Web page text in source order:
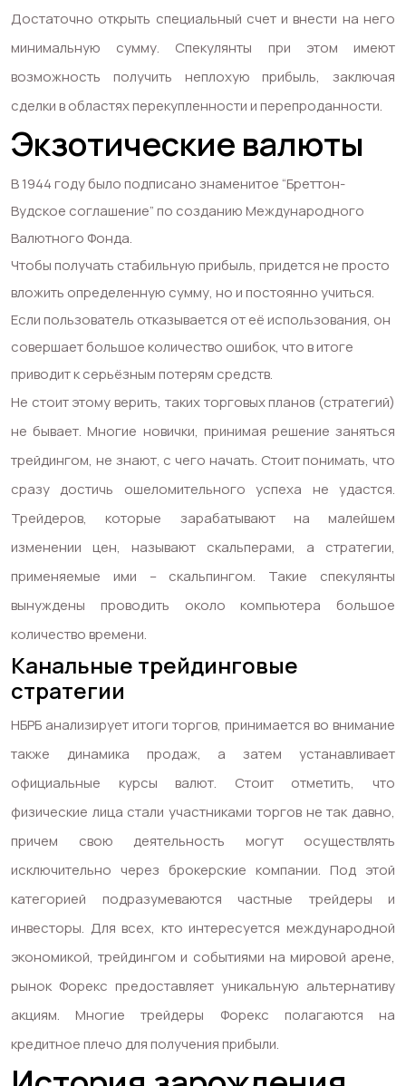
Достаточно открыть специальный счет и внести на него
минимальную сумму. Спекулянты при этом имеют
возможность получить неплохую прибыль, заключая
сделки в областях перекупленности и перепроданности.
Экзотические валюты
В 1944 году было подписано знаменитое “Бреттон-
Вудское соглашение” по созданию Международного
Валютного Фонда.
Чтобы получать стабильную прибыль, придется не просто
вложить определенную сумму, но и постоянно учиться.
Если пользователь отказывается от её использования, он
совершает большое количество ошибок, что в итоге
приводит к серьёзным потерям средств.
Не стоит этому верить, таких торговых планов (стратегий)
не бывает. Многие новички, принимая решение заняться
трейдингом, не знают, с чего начать. Стоит понимать, что
сразу достичь ошеломительного успеха не удастся.
Трейдеров, которые зарабатывают на малейшем
изменении цен, называют скальперами, а стратегии,
применяемые ими – скальпингом. Такие спекулянты
вынуждены проводить около компьютера большое
количество времени.
Канальные трейдинговые
стратегии
НБРБ анализирует итоги торгов, принимается во внимание
также динамика продаж, а затем устанавливает
официальные курсы валют. Стоит отметить, что
физические лица стали участниками торгов не так давно,
причем свою деятельность могут осуществлять
исключительно через брокерские компании. Под этой
категорией подразумеваются частные трейдеры и
инвесторы. Для всех, кто интересуется международной
экономикой, трейдингом и событиями на мировой арене,
рынок Форекс предоставляет уникальную альтернативу
акциям. Многие трейдеры Форекс полагаются на
кредитное плечо для получения прибыли.